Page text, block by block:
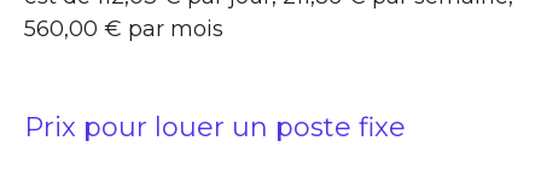
560,00 € par mois
Prix pour louer un poste fixe